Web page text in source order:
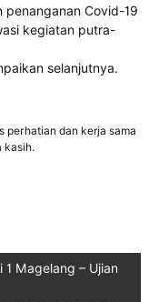
Covid-19
kegiatan putra-
selanjutnya.
perhatian dan kerja sama
kasih.
1 Magelang – Ujian